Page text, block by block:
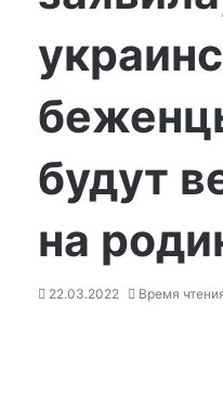
будут
на
22.03.2022 Время